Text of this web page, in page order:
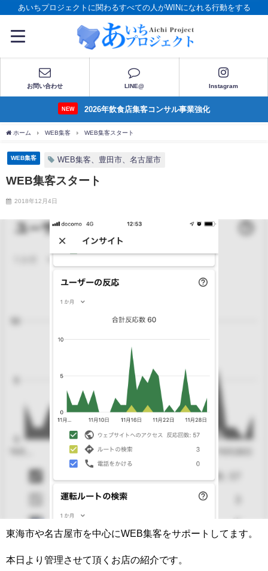
あいちプロジェクトに関わるすべての人がWINになれる行動をする
お問い合わせ LINE@ Instagram
NEW 2026年飲食店集客コンサル事業強化
ホーム WEB集客 WEB集客スタート
WEB集客 WEB集客、豊田市、名古屋市
WEB集客スタート
2018年12月4日
東海市や名古屋市を中心にWEB集客をサポートしてます。
本日より管理させて頂くお店の紹介です。